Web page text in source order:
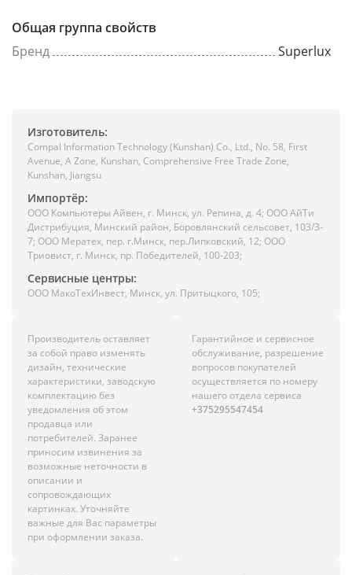
Общая группа свойств
Бренд
Superlux
Изготовитель:
Compal Information Technology (Kunshan) Co., Ltd., No. 58, First
Avenue, A Zone, Kunshan, Comprehensive Free Trade Zone,
Kunshan, Jiangsu
Импортёр:
ООО Компьютеры Айвен, г. Минск, ул. Репина, д. 4; ООО АйТи
Дистрибуция, Минский район, Боровлянский сельсовет, 103/3-
7; ООО Мератех, пер. г.Минск, пер.Липковский, 12; ООО
Триовист, г. Минск, пр. Победителей, 100-203;
Сервисные центры:
ООО МакоТехИнвест, Минск, ул. Притыцкого, 105;
Производитель оставляет
за собой право изменять
дизайн, технические
характеристики, заводскую
комплектацию без
уведомления об этом
продавца или
потребителей. Заранее
приносим извинения за
возможные неточности в
описании и
сопровождающих
картинках. Уточняйте
важные для Вас параметры
при оформлении заказа.
Гарантийное и сервисное
обслуживание, разрешение
вопросов покупателей
осуществляется по номеру
нашего отдела сервиса
+375295547454